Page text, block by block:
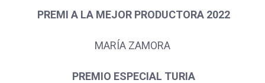
PREMI A LA MEJOR PRODUCTORA 2022
MARÍA ZAMORA
PREMIO ESPECIAL TURIA